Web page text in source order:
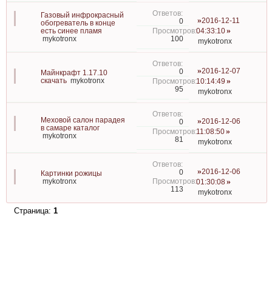
Газовый инфрокрасный
обогреватель в конце
есть синее пламя
mykotronx
0
100
2016-12-11
04:33:10
mykotronx
Майнкрафт 1.17.10
скачать mykotronx
0
95
2016-12-07
10:14:49
mykotronx
Меховой салон парадея
в самаре каталог
mykotronx
0
81
2016-12-06
11:08:50
mykotronx
Картинки рожицы
mykotronx
0
113
2016-12-06
01:30:08
mykotronx
Страница: 1